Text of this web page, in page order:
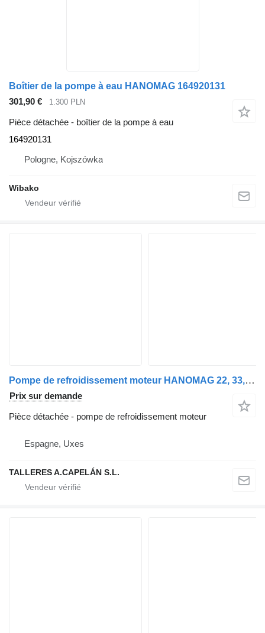
Boîtier de la pompe à eau HANOMAG 164920131
301,90 €
1.300 PLN
Pièce détachée - boîtier de la pompe à eau
164920131
Pologne, Kojszówka
Wibako
Pompe de refroidissement moteur HANOMAG 22, 33, 44, 55, 66, 77, 50, 50E, 60, 70, 70E, D540E (POMPE AG) pour camion
Prix sur demande
Pièce détachée - pompe de refroidissement moteur
Espagne, Uxes
TALLERES A.CAPELÁN S.L.